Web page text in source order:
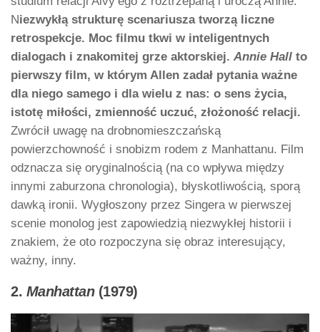
Niezwykłą strukturę scenariusza tworzą liczne
retrospekcje. Moc filmu tkwi w inteligentnych
dialogach i znakomitej grze aktorskiej. Annie Hall to
pierwszy film, w którym Allen zadał pytania ważne
dla niego samego i dla wielu z nas: o sens życia,
istotę miłości, zmienność uczuć, złożoność relacji.
Zwrócił uwagę na drobnomieszczańską
powierzchowność i snobizm rodem z Manhattanu. Film
odznacza się oryginalnością (na co wpływa między
innymi zaburzona chronologia), błyskotliwością, sporą
dawką ironii. Wygłoszony przez Singera w pierwszej
scenie monolog jest zapowiedzią niezwykłej historii i
znakiem, że oto rozpoczyna się obraz interesujący,
ważny, inny.
2. Manhattan(1979)